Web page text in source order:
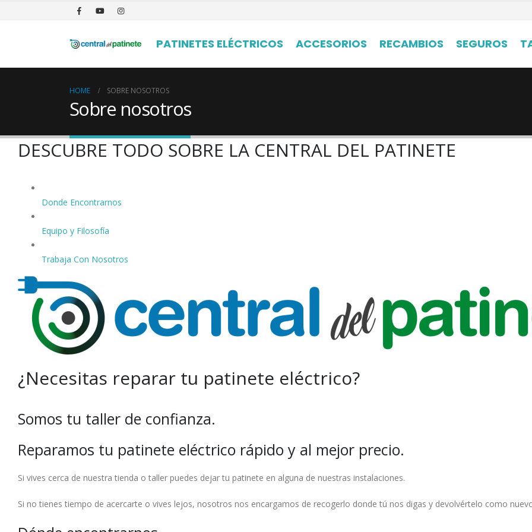
PATINETES ELÉCTRICOS ACCESORIOS RECAMBIOS SEGUROS
HOME SOBRE NOSOTROS
Sobre nosotros
DESCUBRE TODO SOBRE LA CENTRAL DEL PATINETE
Donde Encontrarnos
Equipo y Filosofía
Trabaja Con Nosotros
¿Necesitas reparar tu patinete eléctrico?
Somos tu taller de confianza.
Reparamos tu patinete eléctrico rápido y al mejor precio.
Si vives cerca de nuestra tienda o taller puedes dejar tu patinete en alguna de nuestras instalaciones.
Si no tienes tiempo de acercarte o vives lejos, nosotros nos encargamos de recogerlo donde tú nos digas y devolvértelo como